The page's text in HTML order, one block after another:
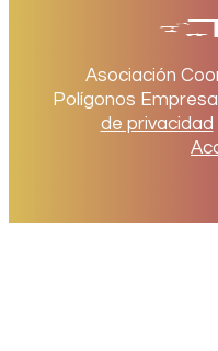
Asociación
Polígonos
de privacidad